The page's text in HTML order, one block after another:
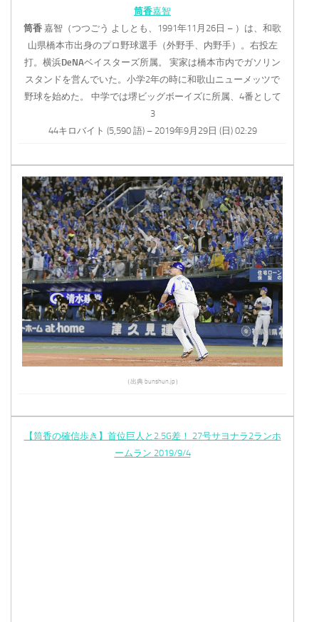
筒香嘉智
筒香 嘉智（つつごう よしとも、1991年11月26日 – ）は、和歌
山県橋本市出身のプロ野球選手（外野手、内野手）。右投左
打。横浜DeNAベイスターズ所属。 実家は橋本市内でガソリン
スタンドを営んでいた。小学2年の時に和歌山ニューメッツで
野球を始めた。 中学では堺ビッグボーイズに所属、4番として
3
44キロバイト (5,590 語) – 2019年9月29日 (日) 02:29
（出典 bunshun.jp）
【筒香の確信歩き】首位巨人と2.5G差！ 27号サヨナラ2ランホ
ームラン 2019/9/4